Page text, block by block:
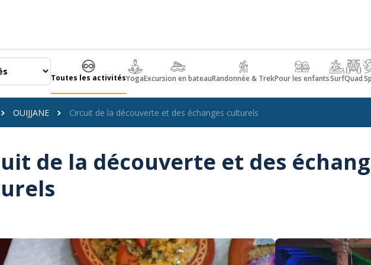
Toutes les activitésYogaExcursion en bateauRandonnée & TrekPour les enfantsSurfQuad
OUIJJANE Circuit de la découverte et des échanges culturels
de la découverte et des